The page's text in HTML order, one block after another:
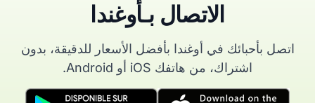
الاتصال بـأوغندا
اتصل بأحبائك في أوغندا بأفضل الأسعار للدقيقة، بدون
اشتراك، من هاتفك iOS أو Android.